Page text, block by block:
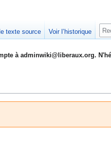
à adminwiki@liberaux.org.
texte source Voir l’historique